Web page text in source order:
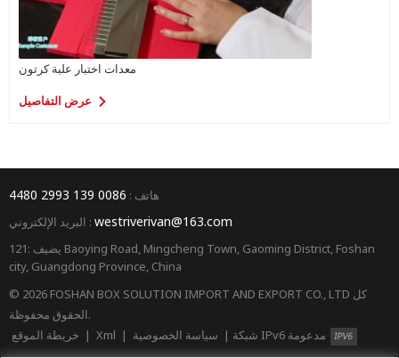
معدات اختبار علبة كرتون
عرض التفاصيل
هاتف : 0086 139 2993 4480
البريد الإلكتروني : westriverivan@163.com
يضيف :121 Baoying Road, Mingcheng Town, Gaoming District, Foshan
city, Guangdong Province, China
© 2026 FOSHAN BOX SOLUTION IMPORT AND EXPORT CO., LTD كل
الحقوق محفوظة.
خريطة الموقع | Xml | سياسة الخصوصية | شبكة IPv6 مدعومة